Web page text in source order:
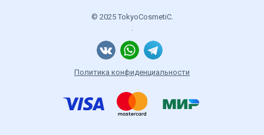
© 2025 TokyoCosmetiC.
.
Политика конфиденциальности